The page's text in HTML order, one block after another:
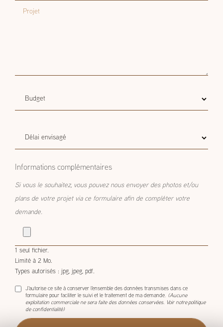
Projet
Budget
estimatif
Budget estimatif
Délai
envisagé
Délai envisagé
Informations complémentaires
Si vous le souhaitez, vous pouvez nous envoyer des photos et/ou
plans de votre projet via ce formulaire afin de compléter votre
demande.
1 seul fichier.
Limité à 2 Mo.
Types autorisés : jpg, jpeg, pdf.
J'autorise ce site à conserver l'ensemble des données transmises dans ce
formulaire pour faciliter le suivi et le traitement de ma demande. (Aucune
exploitation commerciale ne sera faite des données conservées. Voir notrepolitique
de confidentialité)